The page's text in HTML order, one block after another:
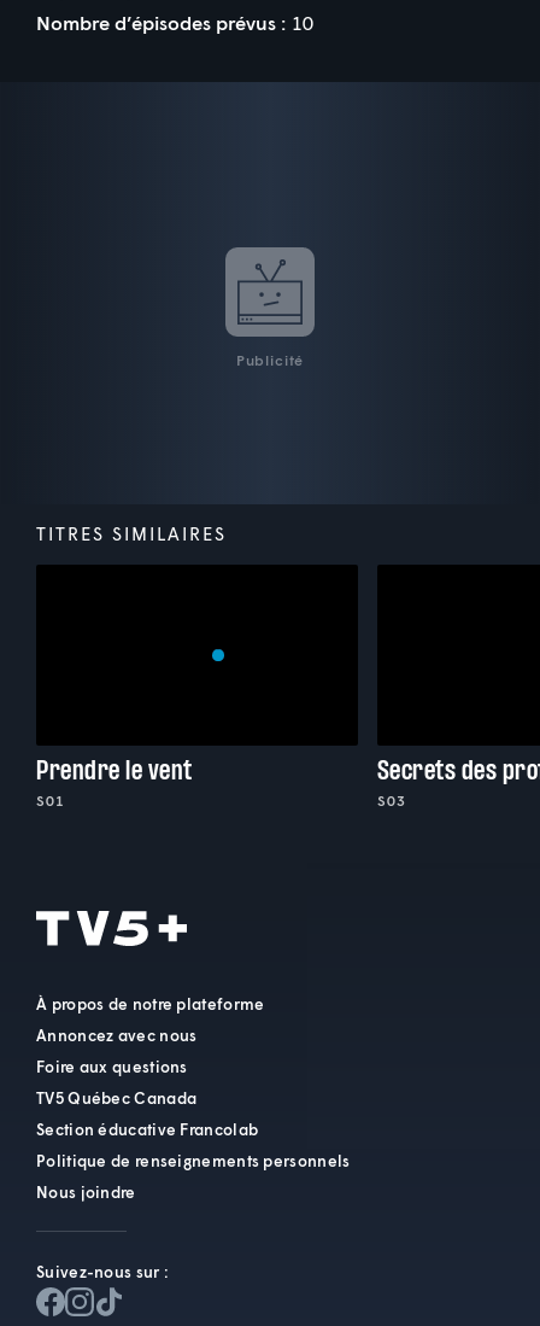
Nombre d’épisodes prévus : 10
Publicité
TITRES SIMILAIRES
Prendre le vent
S01
Secrets des
S03
À propos de notre plateforme
Annoncez avec nous
Foire aux questions
TV5 Québec Canada
Section éducative Francolab
Politique de renseignements personnels
Nous joindre
Suivez-nous sur :